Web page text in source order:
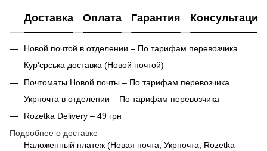
Доставка Оплата Гарантия Консультация
Новой почтой в отделении – По тарифам перевозчика
Кур'єрська доставка (Новой почтой)
Почтоматы Новой почты – По тарифам перевозчика
Укрпочта в отделении – По тарифам перевозчика
Rozetka Delivery – 49 грн
Подробнее о доставке
Наложенный платеж (Новая почта, Укрпочта, Rozetka